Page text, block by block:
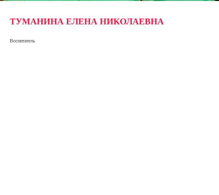
ТУМАНИНА ЕЛЕНА НИКОЛАЕВНА
Воспитатель